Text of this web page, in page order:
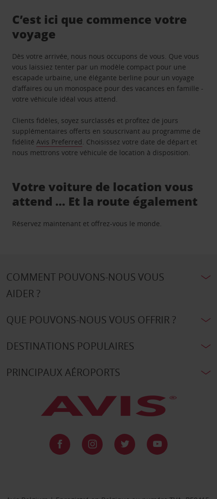
C’est ici que commence votre
voyage
Dès votre arrivée, nous nous occupons de vous. Que vous
vous laissiez tenter par un modèle compact pour une
escapade urbaine, une élégante berline pour un voyage
d’affaires ou un monospace pour des vacances en famille -
votre véhicule idéal vous attend.
Clients fidèles, soyez surclassés et profitez de jours
supplémentaires offerts en souscrivant au programme de
fidélité Avis Preferred . Choisissez votre date de départ et
nous mettrons votre véhicule de location à disposition.
Votre voiture de location vous
attend … Et la route également
Réservez maintenant et offrez-vous le monde.
COMMENT POUVONS-NOUS VOUS
AIDER ?
QUE POUVONS-NOUS VOUS OFFRIR ?
DESTINATIONS POPULAIRES
PRINCIPAUX AÉROPORTS